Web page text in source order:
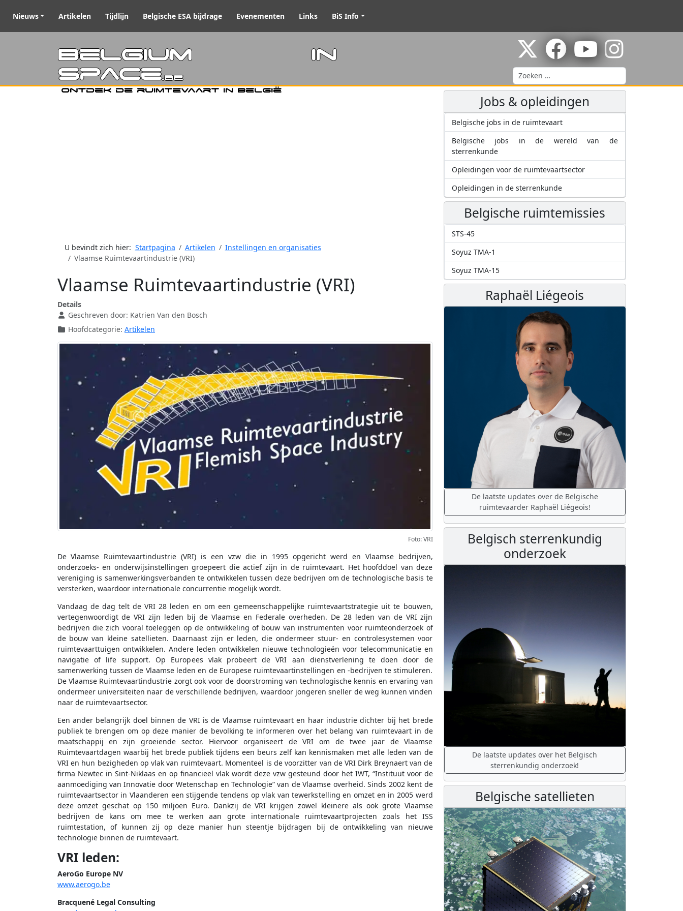
Nieuws Artikelen Tijdlijn Belgische ESA bijdrage Evenementen Links BiS Info
Belgium in
Space.be
Ontdek de ruimtevaart in België
Zoeken
U bevindt zich hier: Startpagina Artikelen
Instellingen en organisaties
Vlaamse Ruimtevaartindustrie (VRI)
Vlaamse Ruimtevaartindustrie (VRI)
Details
Geschreven door: Katrien Van den Bosch
Hoofdcategorie: Artikelen
Foto: VRI
De Vlaamse Ruimtevaartindustrie (VRI) is een vzw die in 1995 opgericht werd en Vlaamse bedrijven,
onderzoeks- en onderwijsinstellingen groepeert die actief zijn in de ruimtevaart. Het hoofddoel van deze
vereniging is samenwerkingsverbanden te ontwikkelen tussen deze bedrijven om de technologische basis te
versterken, waardoor internationale concurrentie mogelijk wordt.
Vandaag de dag telt de VRI 28 leden en om een gemeenschappelijke ruimtevaartstrategie uit te bouwen,
vertegenwoordigt de VRI zijn leden bij de Vlaamse en Federale overheden. De 28 leden van de VRI zijn
bedrijven die zich vooral toeleggen op de ontwikkeling of bouw van instrumenten voor ruimteonderzoek of
de bouw van kleine satellieten. Daarnaast zijn er leden, die ondermeer stuur- en controlesystemen voor
ruimtevaarttuigen ontwikkelen. Andere leden ontwikkelen nieuwe technologieën voor telecommunicatie en
navigatie of life support. Op Europees vlak probeert de VRI aan dienstverlening te doen door de
samenwerking tussen de Vlaamse leden en de Europese ruimtevaartinstellingen en -bedrijven te stimuleren.
De Vlaamse Ruimtevaartindustrie zorgt ook voor de doorstroming van technologische kennis en ervaring van
ondermeer universiteiten naar de verschillende bedrijven, waardoor jongeren sneller de weg kunnen vinden
naar de ruimtevaartsector.
Een ander belangrijk doel binnen de VRI is de Vlaamse ruimtevaart en haar industrie dichter bij het brede
publiek te brengen om op deze manier de bevolking te informeren over het belang van ruimtevaart in de
maatschappij en zijn groeiende sector. Hiervoor organiseert de VRI om de twee jaar de Vlaamse
Ruimtevaartdagen waarbij het brede publiek tijdens een beurs zelf kan kennismaken met alle leden van de
VRI en hun bezigheden op vlak van ruimtevaart. Momenteel is de voorzitter van de VRI Dirk Breynaert van de
firma Newtec in Sint-Niklaas en op financieel vlak wordt deze vzw gesteund door het IWT, “Instituut voor de
aanmoediging van Innovatie door Wetenschap en Technologie” van de Vlaamse overheid. Sinds 2002 kent de
ruimtevaartsector in Vlaanderen een stijgende tendens op vlak van tewerkstelling en omzet en in 2005 werd
deze omzet geschat op 150 miljoen Euro. Dankzij de VRI krijgen zowel kleinere als ook grote Vlaamse
bedrijven de kans om mee te werken aan grote internationale ruimtevaartprojecten zoals het ISS
ruimtestation, of kunnen zij op deze manier hun steentje bijdragen bij de ontwikkeling van nieuwe
technologie binnen de ruimtevaart.
VRI leden:
AeroGo Europe NV
www.aerogo.be
Bracquené Legal Consulting
Jobs & opleidingen
Belgische jobs in de ruimtevaart
Belgische jobs in de wereld van de
sterrenkunde
Opleidingen voor de ruimtevaartsector
Opleidingen in de sterrenkunde
Belgische ruimtemissies
STS-45
Soyuz TMA-1
Soyuz TMA-15
Raphaël Liégeois
De laatste updates over de Belgische
ruimtevaarder Raphaël Liégeois!
Belgisch sterrenkundig
onderzoek
De laatste updates over het Belgisch
sterrenkundig onderzoek!
Belgische satellieten